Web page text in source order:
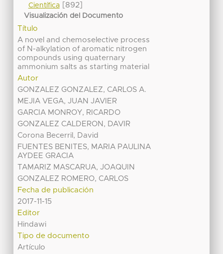
Científica[892]
Visualización del Documento
Título
A novel and chemoselective process
of N-alkylation of aromatic nitrogen
compounds using quaternary
ammonium salts as starting material
Autor
GONZALEZ GONZALEZ, CARLOS A.
MEJIA VEGA, JUAN JAVIER
GARCIA MONROY, RICARDO
GONZALEZ CALDERON, DAVIR
Corona Becerril, David
FUENTES BENITES, MARIA PAULINA
AYDEE GRACIA
TAMARIZ MASCARUA, JOAQUIN
GONZALEZ ROMERO, CARLOS
Fecha de publicación
2017-11-15
Editor
Hindawi
Tipo de documento
Artículo